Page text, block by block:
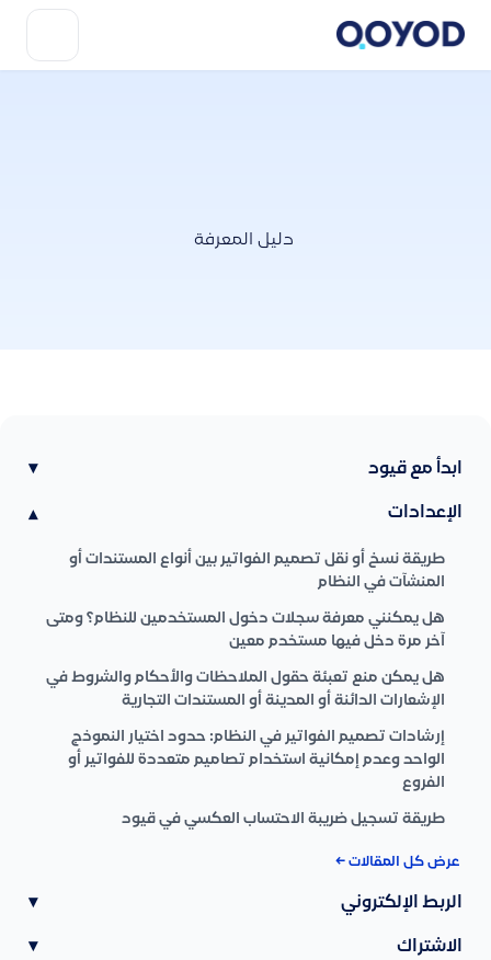
دليل المعرفة
ابدأ مع قيود ▾
الإعدادات ▾
طريقة نسخ أو نقل تصميم الفواتير بين أنواع المستندات أو
المنشآت في النظام
هل يمكنني معرفة سجلات دخول المستخدمين للنظام؟ ومتى
آخر مرة دخل فيها مستخدم معين
هل يمكن منع تعبئة حقول الملاحظات والأحكام والشروط في
الإشعارات الدائنة أو المدينة أو المستندات التجارية
إرشادات تصميم الفواتير في النظام: حدود اختيار النموذج
الواحد وعدم إمكانية استخدام تصاميم متعددة للفواتير أو
الفروع
طريقة تسجيل ضريبة الاحتساب العكسي في قيود
عرض كل المقالات ←
الربط الإلكتروني ▾
الاشتراك ▾